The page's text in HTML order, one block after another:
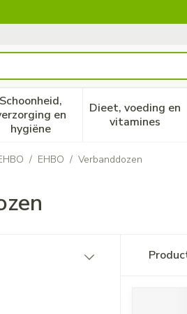
Schoonheid,
en
hygiëne
Toon submenu voor
Dieet, voeding en
vitamines
Toon
/ EHBO / Verbanddozen